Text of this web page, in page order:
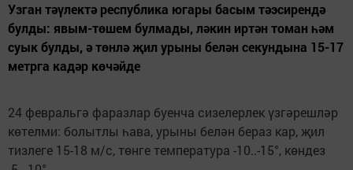
Узган тәүлектә республика югары басым тәэсирендә
булды: явым-төшем булмады, ләкин иртән томан һәм
суык булды, ә төнлә җил урыны белән секундына 15-17
метрга кадәр көчәйде
24 февральгә фаразлар буенча сизелерлек үзгәрешләр
көтелми: болытлы һава, урыны белән бераз кар, җил
тизлеге 15-18 м/с, төнге температура -10..-15°, көндез